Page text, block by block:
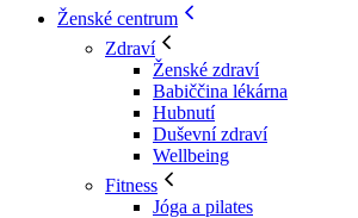
Ženské centrum
Zdraví
Ženské zdraví
Babiččina lékárna
Hubnutí
Duševní zdraví
Wellbeing
Fitness
Jóga a pilates